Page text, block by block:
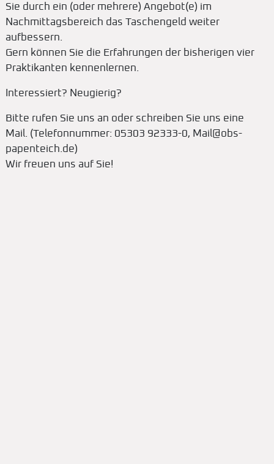
Sie durch ein (oder mehrere) Angebot(e) im
Nachmittagsbereich das Taschengeld weiter
aufbessern.
Gern können Sie die Erfahrungen der bisherigen vier
Praktikanten kennenlernen.
Interessiert? Neugierig?
Bitte rufen Sie uns an oder schreiben Sie uns eine
Mail. (Telefonnummer: 05303 92333-0, Mail@obs-
papenteich.de)
Wir freuen uns auf Sie! ​